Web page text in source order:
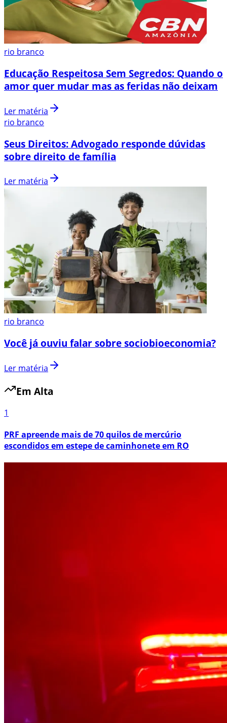
rio branco
Educação Respeitosa Sem Segredos: Quando o
amor quer mudar mas as feridas não deixam
Ler matéria
rio branco
Seus Direitos: Advogado responde dúvidas
sobre direito de família
Ler matéria
rio branco
Você já ouviu falar sobre sociobioeconomia?
Ler matéria
Em Alta
1
PRF apreende mais de 70 quilos de mercúrio
escondidos em estepe de caminhonete em RO